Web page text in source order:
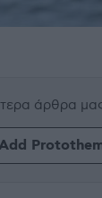
άρθρα